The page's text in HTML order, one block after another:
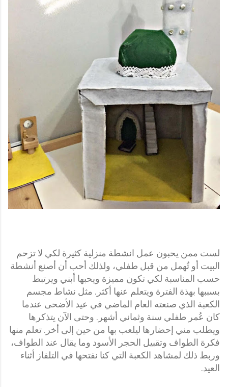
لست ممن يحبون عمل انشطة منزلية كثيرة لكي لا تزحم
البيت أو تُهمل من قبل طفلي، ولذلك أحب أن أصنع أنشطة
حسب المناسبة لكي تكون مميزة ويحبها أبني ويرتبط
بسببها بهذة الفترة ويتعلم عنها أكثر. مثل نشاط مجسم
الكعبة الذي صنعته العام الماضي في عيد الأضحى عندما
كان عُمر طفلي سنة وثماني أشهر. وحتى الآن يتذكرها
ويطلب مني إحضارها ليلعب بها من حين إلى أخر. تعلم منها
فكرة الطواف وتقبيل الحجر الأسود وما يقال عند الطواف،
وربط ذلك لمشاهد الكعبة التي كنا نفتحها في التلفاز أثناء
العيد.